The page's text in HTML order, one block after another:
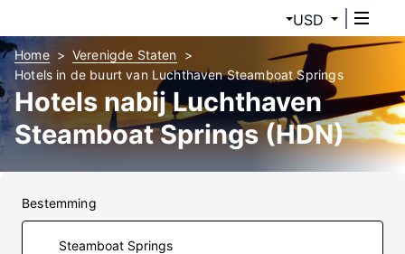
USD
Home
Verenigde Staten
Hotels in de buurt van Luchthaven Steamboat Springs
Hotels nabij Luchthaven
Steamboat Springs (HDN)
Bestemming